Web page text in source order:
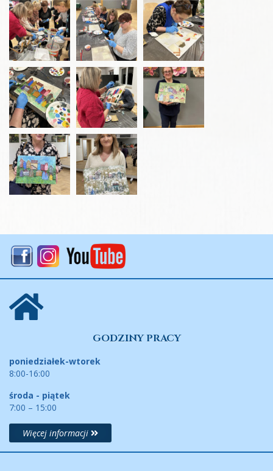
GODZINY PRACY
poniedziałek-wtorek
8:00-16:00
środa - piątek
7:00 – 15:00
Więcej informacji